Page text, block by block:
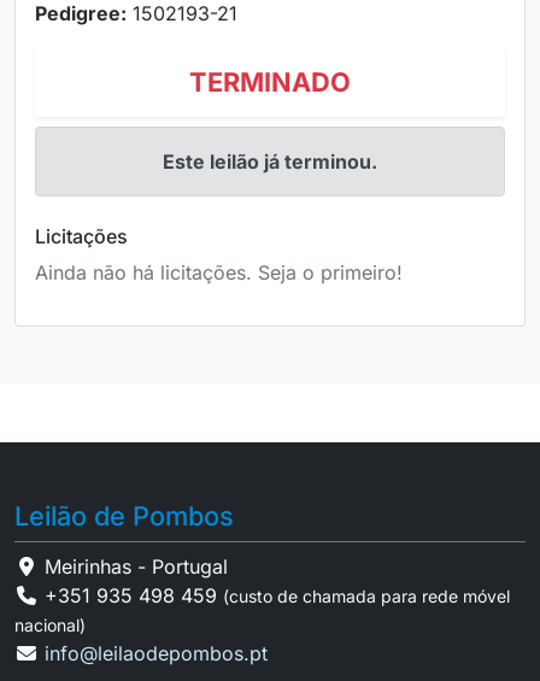
Pedigree: 1502193-21
TERMINADO
Este leilão já terminou.
Licitações
Ainda não há licitações. Seja o primeiro!
Leilão de Pombos
Meirinhas - Portugal
+351 935 498 459 (custo de chamada para rede móvel
nacional)
info@leilaodepombos.pt